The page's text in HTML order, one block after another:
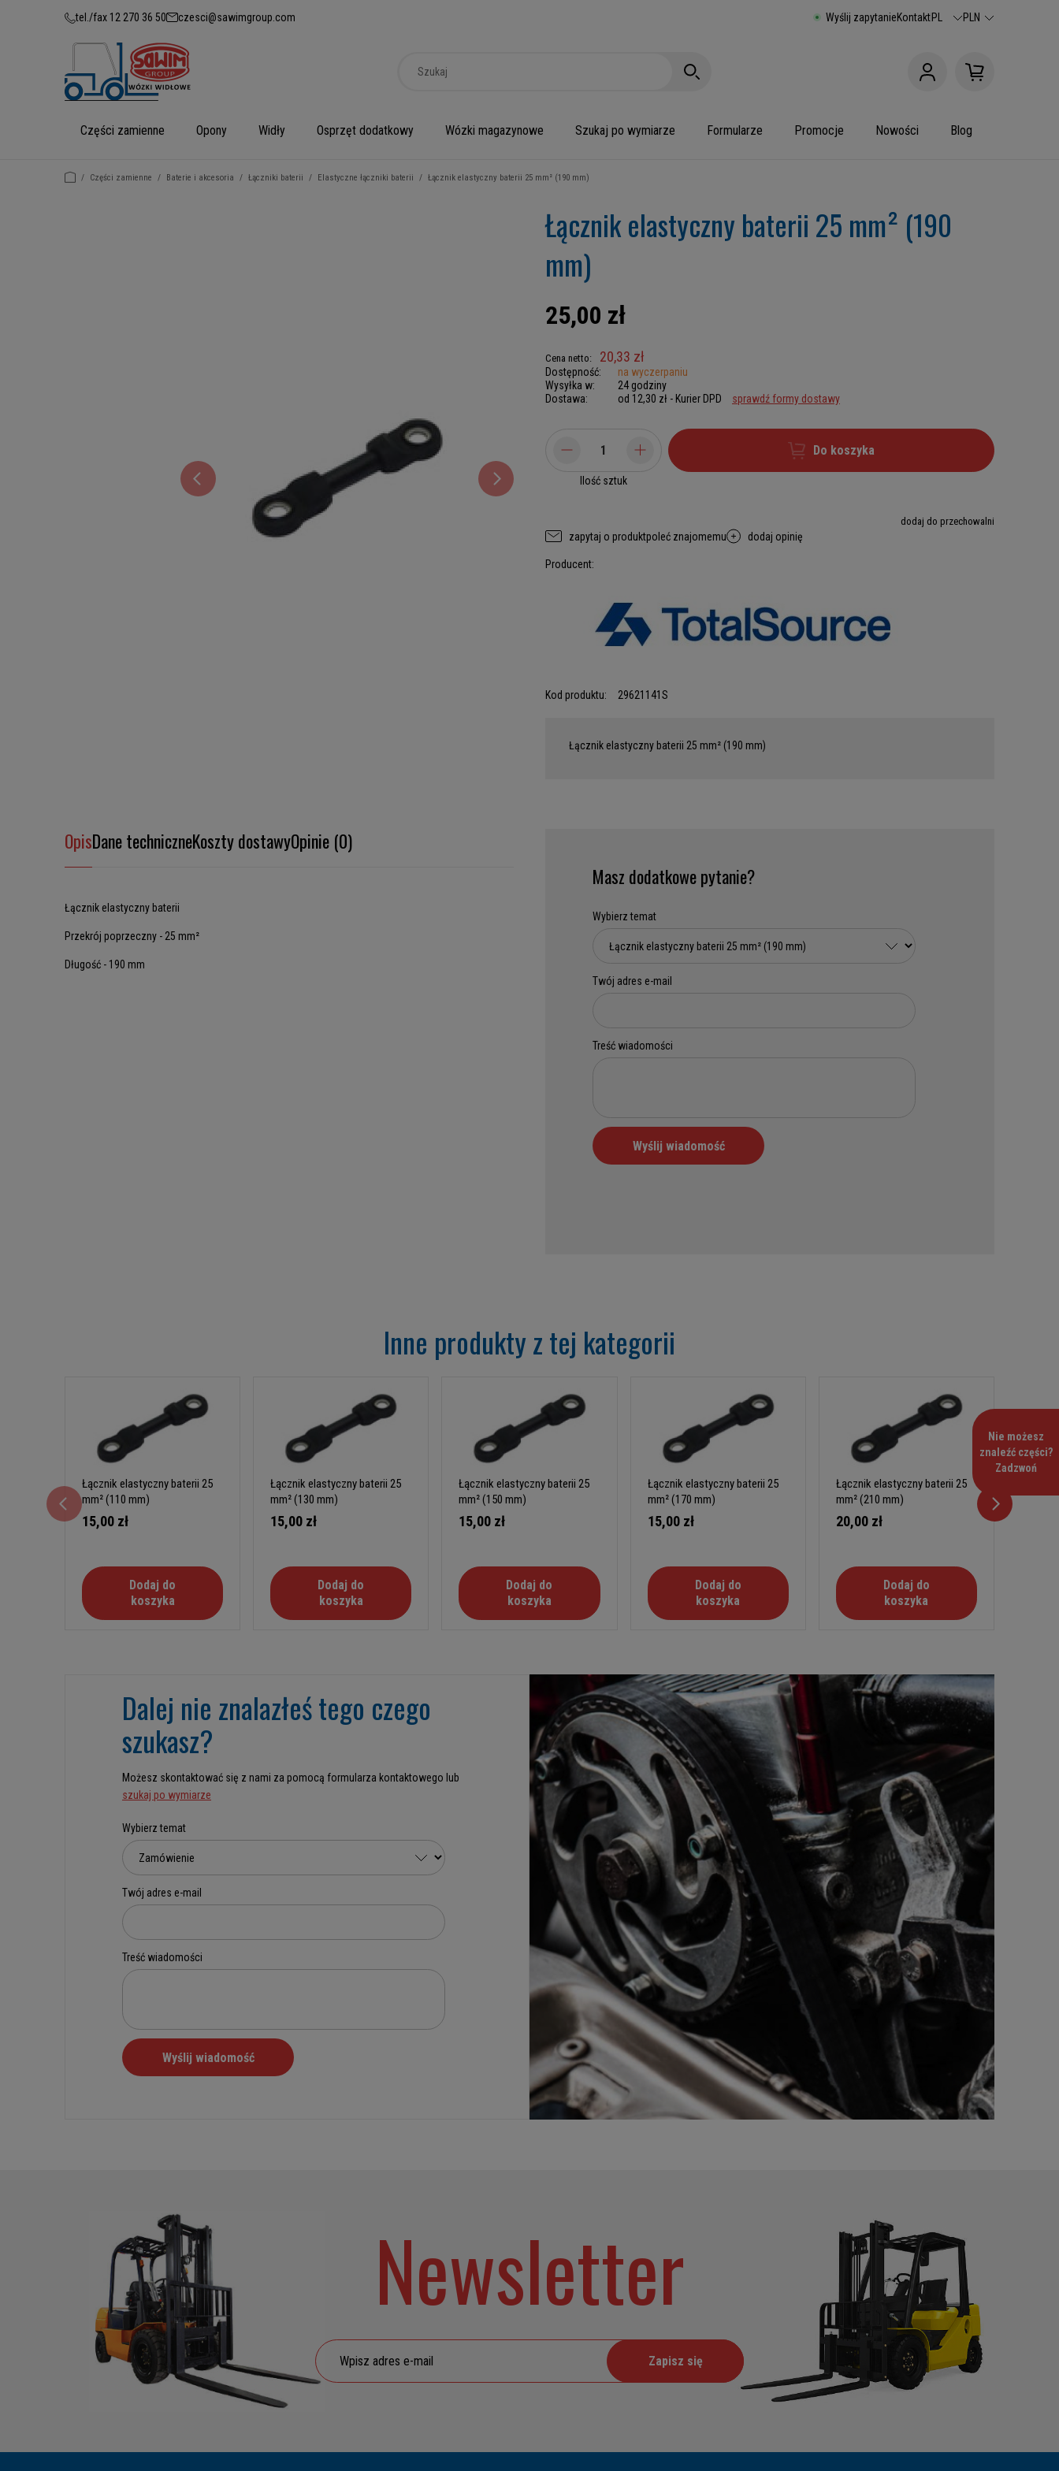
tel./fax 12 270 36 50 czesci@sawimgroup.com Wyślij zapytanieKontaktPL PLN
Części zamienne Opony Widły Osprzęt dodatkowy Wózki magazynowe Szukaj po wymiarze Formularze Promocje Nowości Blog
/ Części zamienne / Baterie i akcesoria / Łączniki baterii / Elastyczne łączniki baterii / Łącznik elastyczny baterii 25 mm² (190 mm)
Łącznik elastyczny baterii 25 mm² (190
mm)
25,00 zł
Cena netto: 20,33 zł
Dostępność:
na wyczerpaniu
Wysyłka w:
24 godziny
Dostawa:
od 12,30 zł - Kurier DPD sprawdź formy dostawy
Ilość sztuk
Do koszyka
dodaj do przechowalni
zapytaj o produktpoleć znajomemu dodaj opinię
Producent:
Kod produktu: 29621141S
Łącznik elastyczny baterii 25 mm² (190 mm)
OpisDane techniczneKoszty dostawyOpinie (0)
Łącznik elastyczny baterii
Przekrój poprzeczny - 25 mm²
Długość - 190 mm
Masz dodatkowe pytanie?
Inne produkty z tej kategorii
Łącznik elastyczny baterii 25
mm² (110 mm)
15,00 zł
Dodaj do
koszyka
Łącznik elastyczny baterii 25
mm² (130 mm)
15,00 zł
Dodaj do
koszyka
Łącznik elastyczny baterii 25
mm² (150 mm)
15,00 zł
Dodaj do
koszyka
Łącznik elastyczny baterii 25
mm² (170 mm)
15,00 zł
Dodaj do
koszyka
Łącznik elastyczny baterii 25
mm² (210 mm)
20,00 zł
Dodaj do
koszyka
mm²
Dalej nie znalazłeś tego czego
szukasz?
Możesz skontaktować się z nami za pomocą formularza kontaktowego lub
szukaj po wymiarze
Newsletter
Zapisz się
Nie możesz
znaleźć części?
Zadzwoń